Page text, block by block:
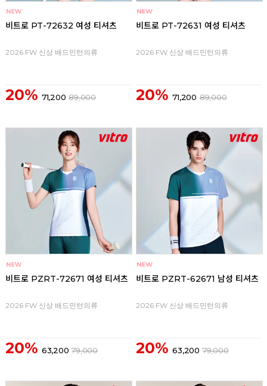
비트로 PT-72632 여성 티셔츠
2026 FW 신상 배드민턴의류
20% 71,200 89,000
비트로 PT-72631 여성 티셔츠
2026 FW 신상 배드민턴의류
20% 71,200 89,000
비트로 PZRT-72671 여성 티셔츠
2026 FW 신상 배드민턴의류
20% 63,200 79,000
비트로 PZRT-62671 남성 티셔츠
2026 FW 신상 배드민턴의류
20% 63,200 79,000